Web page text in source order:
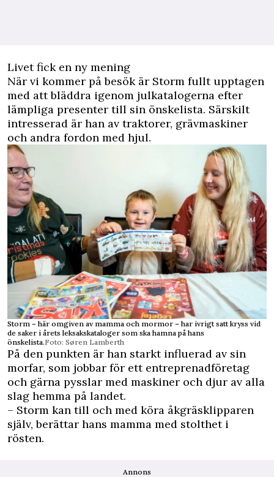
Livet fick en ny mening
När vi kommer på besök är Storm fullt upptagen
med att bläddra igenom julkatalogerna efter
lämpliga presenter till sin önskelista. Särskilt
intresserad är han av traktorer, grävmaskiner
och andra fordon med hjul.
Storm – här omgiven av mamma och mormor – har ivrigt satt kryss vid
de saker i årets leksakskataloger som ska hamna på hans
önskelista.Foto: Søren Lamberth
På den punkten är han starkt influerad av sin
morfar, som jobbar för ett entreprenadföretag
och gärna pysslar med maskiner och djur av alla
slag hemma på landet.
– Storm kan till och med köra åkgräsklipparen
själv, berättar hans mamma med stolthet i
rösten.
Annons